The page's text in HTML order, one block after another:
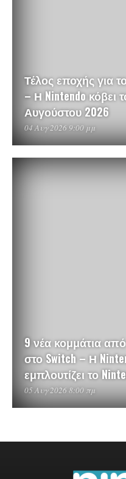
Τέλος εποχής για
– Η Nintendo κόβει
Αυγούστου 2026
04 Αυγ 2026 9:00 μμ
9 νέα κομμάτια
στο Switch – Η
εμπλουτίζει το
05 Αυγ 2026 8:00 πμ